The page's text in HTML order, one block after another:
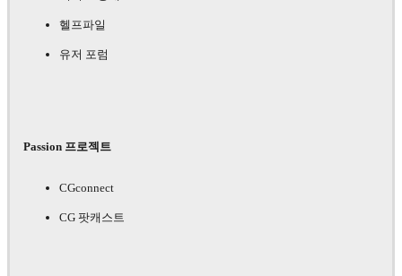
헬프파일
유저 포럼
Passion 프로젝트
CGconnect
CG 팟캐스트